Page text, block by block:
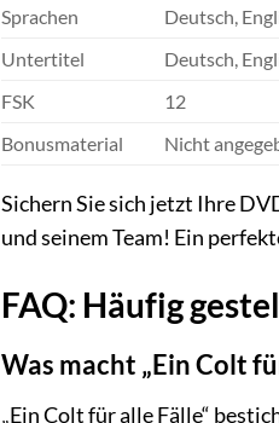
Sprachen
Deutsch,
Untertitel
Deutsch,
FSK
12
Bonusmaterial
Nicht
Sichern Sie sich jetzt Ihre
und seinem Team! Ein
FAQ: Häufig
Was macht „Ein Colt
„Ein Colt für alle Fälle“